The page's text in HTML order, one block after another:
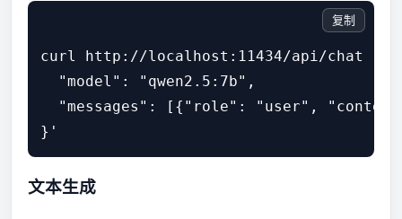
curl http://localhost:11434/api/chat -
  "model": "qwen2.5:7b",
"messages": [{"role": "user",
}'
复制
文本生成